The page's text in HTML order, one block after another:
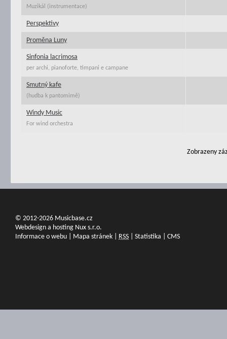
Muzikál (instrumentace)
Perspektivy
Proměna Luny
Sinfonia lacrimosa
per archi, pianoforte, timpani e campane
Smutný kafe
(hudba k pantomimě)
Windy Music
For wind orchestra
Zobrazeny
© 2012-2026 Musicbase.cz
Webdesign a hosting Nux s.r.o.
Informace o webu
Mapa stránek RSS Statistika CMS